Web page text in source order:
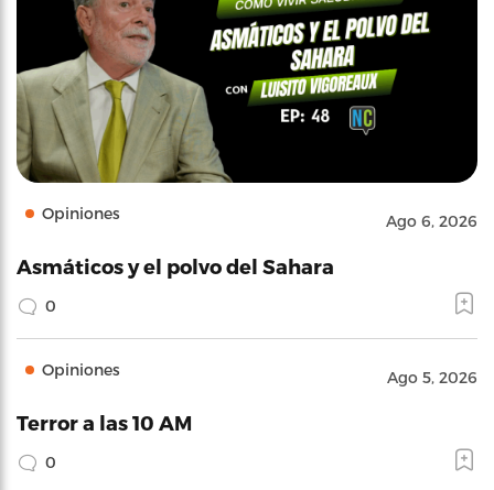
Opiniones Ago 6, 2026
Asmáticos y el polvo del Sahara
0
Opiniones Ago 5, 2026
Terror a las 10 AM
0